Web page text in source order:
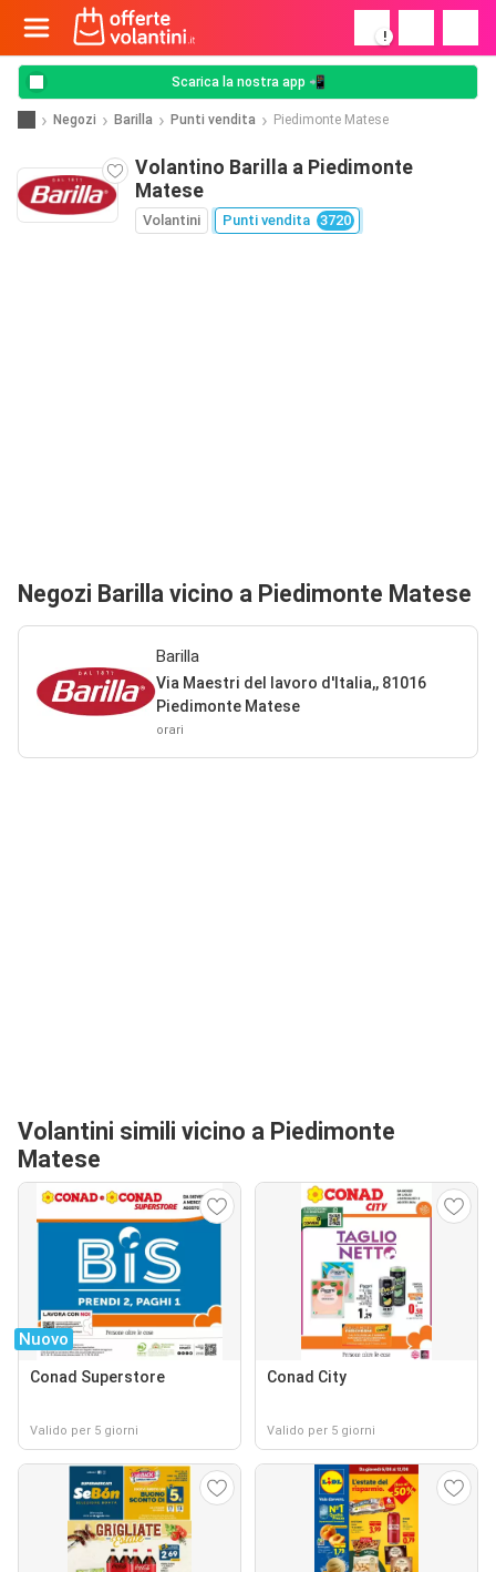
!
Scarica la nostra app 📲
Negozi Barilla Punti vendita Piedimonte Matese
Volantino Barilla a Piedimonte
Matese
Volantini Punti vendita 3720
Negozi Barilla vicino a Piedimonte Matese
Barilla
Via Maestri del lavoro d'Italia,, 81016
Piedimonte Matese
orari
Volantini simili vicino a Piedimonte
Matese
Nuovo
Conad Superstore
Valido per 5 giorni
Conad City
Valido per 5 giorni